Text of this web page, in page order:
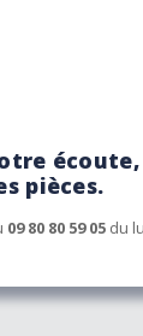
pièces.
09 80 80 59 05du